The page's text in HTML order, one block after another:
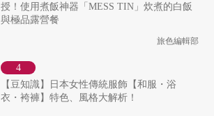
授！使用煮飯神器「MESS TIN」炊煮的白飯
與極品露營餐
旅色編輯部
【豆知識】日本女性傳統服飾【和服・浴
衣・袴褲】特色、風格大解析！